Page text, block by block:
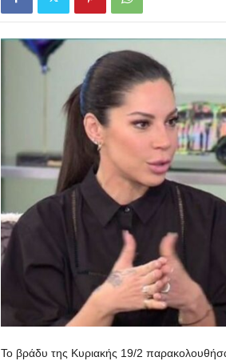
M
u
Το βράδυ της Κυριακής 19/2